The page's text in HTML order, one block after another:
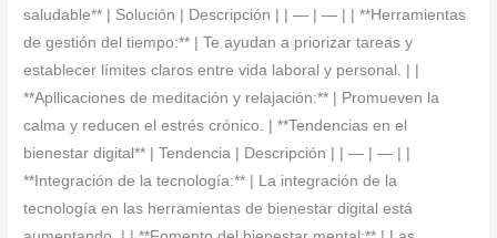
saludable** | Solución | Descripción | | — | — | | **Herramientas
de gestión del tiempo:** | Te ayudan a priorizar tareas y
establecer límites claros entre vida laboral y personal. | |
**Apllicaciones de meditación y relajación:** | Promueven la
calma y reducen el estrés crónico. | **Tendencias en el
bienestar digital** | Tendencia | Descripción | | — | — | |
**Integración de la tecnología:** | La integración de la
tecnología en las herramientas de bienestar digital está